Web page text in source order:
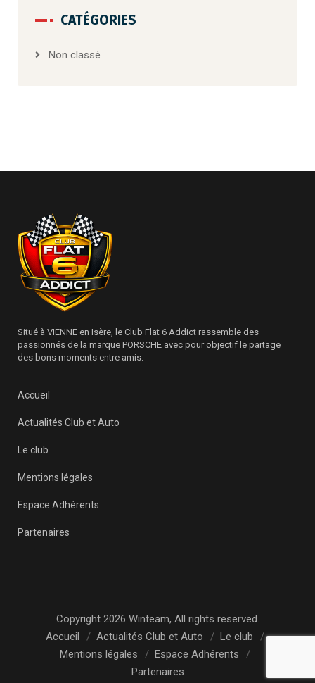
CATÉGORIES
Non classé
Situé à VIENNE en Isère, le Club Flat 6 Addict rassemble des
passionnés de la marque PORSCHE avec pour objectif le partage
des bons moments entre amis.
Accueil
Actualités Club et Auto
Le club
Mentions légales
Espace Adhérents
Partenaires
Copyright 2026 Winteam, All rights reserved.
Accueil
Actualités Club et Auto
Le club
Mentions légales
Espace Adhérents
Partenaires